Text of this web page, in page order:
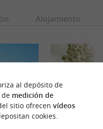
Alojamiento
al depósito de
de medición de
sitio ofrecen vídeos
cookies.